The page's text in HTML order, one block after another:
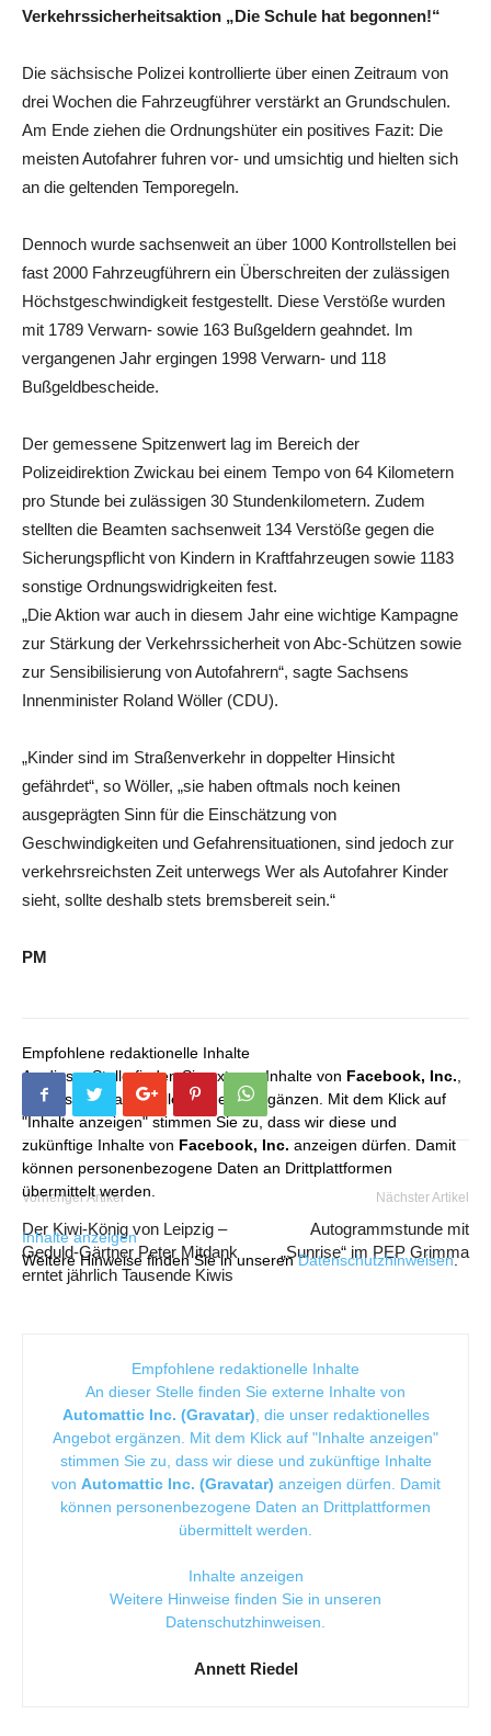
Verkehrssicherheitsaktion „Die Schule hat begonnen!“
Die sächsische Polizei kontrollierte über einen Zeitraum von
drei Wochen die Fahrzeugführer verstärkt an Grundschulen.
Am Ende ziehen die Ordnungshüter ein positives Fazit: Die
meisten Autofahrer fuhren vor- und umsichtig und hielten sich
an die geltenden Temporegeln.
Dennoch wurde sachsenweit an über 1000 Kontrollstellen bei
fast 2000 Fahrzeugführern ein Überschreiten der zulässigen
Höchstgeschwindigkeit festgestellt. Diese Verstöße wurden
mit 1789 Verwarn- sowie 163 Bußgeldern geahndet. Im
vergangenen Jahr ergingen 1998 Verwarn- und 118
Bußgeldbescheide.
Der gemessene Spitzenwert lag im Bereich der
Polizeidirektion Zwickau bei einem Tempo von 64 Kilometern
pro Stunde bei zulässigen 30 Stundenkilometern. Zudem
stellten die Beamten sachsenweit 134 Verstöße gegen die
Sicherungspflicht von Kindern in Kraftfahrzeugen sowie 1183
sonstige Ordnungswidrigkeiten fest.
„Die Aktion war auch in diesem Jahr eine wichtige Kampagne
zur Stärkung der Verkehrssicherheit von Abc-Schützen sowie
zur Sensibilisierung von Autofahrern“, sagte Sachsens
Innenminister Roland Wöller (CDU).
„Kinder sind im Straßenverkehr in doppelter Hinsicht
gefährdet“, so Wöller, „sie haben oftmals noch keinen
ausgeprägten Sinn für die Einschätzung von
Geschwindigkeiten und Gefahrensituationen, sind jedoch zur
verkehrsreichsten Zeit unterwegs Wer als Autofahrer Kinder
sieht, sollte deshalb stets bremsbereit sein.“
PM
Empfohlene redaktionelle Inhalte
An dieser Stelle finden Sie externe Inhalte von Facebook, Inc.
die unser redaktionelles Angebot ergänzen. Mit dem Klick auf
"Inhalte anzeigen" stimmen Sie zu, dass wir diese und
zukünftige Inhalte von Facebook, Inc. anzeigen dürfen. Damit
können personenbezogene Daten an Drittplattformen
übermittelt werden.
Inhalte anzeigen
Weitere Hinweise finden Sie in unserenDatenschutzhinweisen.
Vorheriger Artikel
Der Kiwi-König von Leipzig –
Geduld-Gärtner Peter Mitdank
erntet jährlich Tausende Kiwis
Nächster Artikel
Autogrammstunde mit
„Sunrise“ im PEP Grimma
Empfohlene redaktionelle Inhalte
An dieser Stelle finden Sie externe Inhalte von
Automattic Inc. (Gravatar) , die unser redaktionelles
Angebot ergänzen. Mit dem Klick auf "Inhalte anzeigen"
stimmen Sie zu, dass wir diese und zukünftige Inhalte
von Automattic Inc. (Gravatar) anzeigen dürfen. Damit
können personenbezogene Daten an Drittplattformen
übermittelt werden.
Inhalte anzeigen
Weitere Hinweise finden Sie in unseren
Datenschutzhinweisen
Annett Riedel